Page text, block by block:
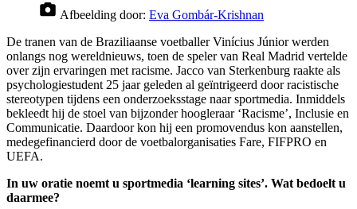
Afbeelding door: Eva Gombár-Krishnan
De tranen van de Braziliaanse voetballer Vinícius Júnior werden
onlangs nog wereldnieuws, toen de speler van Real Madrid vertelde
over zijn ervaringen met racisme. Jacco van Sterkenburg raakte als
psychologiestudent 25 jaar geleden al geïntrigeerd door racistische
stereotypen tijdens een onderzoeksstage naar sportmedia. Inmiddels
bekleedt hij de stoel van bijzonder hoogleraar ‘Racisme’, Inclusie en
Communicatie. Daardoor kon hij een promovendus kon aanstellen,
medegefinancierd door de voetbalorganisaties Fare, FIFPRO en
UEFA.
In uw oratie noemt u sportmedia ‘learning sites’. Wat bedoelt u
daarmee?